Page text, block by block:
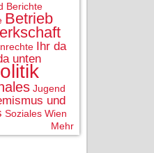
Berichte
Betrieb
Ihr da
unten
Jugend
und
Soziales Wien
Mehr